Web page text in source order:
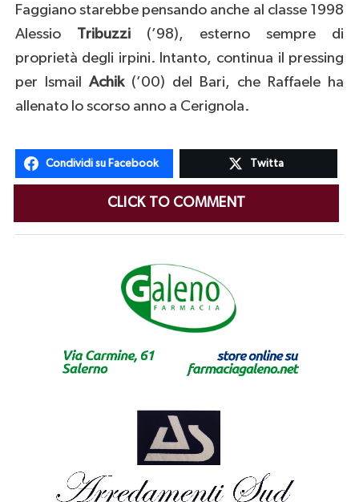
Faggiano starebbe pensando anche al classe 1998
Alessio Tribuzzi (’98), esterno sempre di
proprietà degli irpini. Intanto, continua il pressing
per Ismail Achik(’00) del Bari, che Raffaele ha
allenato lo scorso anno a Cerignola.
Condividi su Facebook Twitta
CLICK TO COMMENT